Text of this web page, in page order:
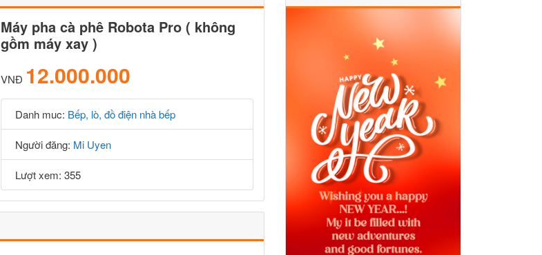
Máy pha cà phê Robota Pro ( không
gồm máy xay )
VNĐ 12.000.000
Danh muc: Bếp, lò, đồ điện nhà bếp
Người đăng: Mi Uyen
Lượt xem: 355